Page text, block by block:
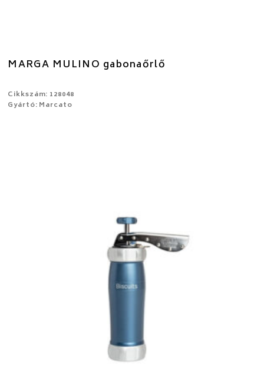
MARGA MULINO gabonaőrlő
Cikkszám: 128048
Gyártó: Marcato